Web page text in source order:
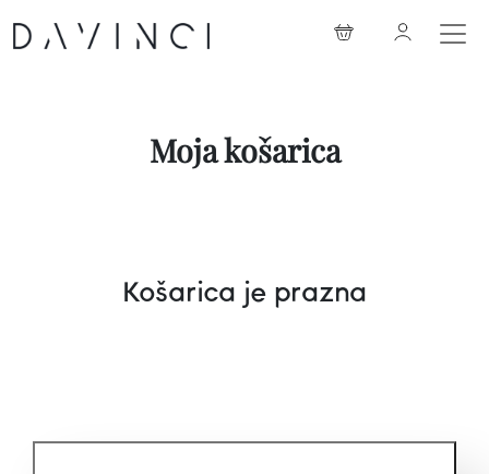
Moja košarica
Košarica je prazna